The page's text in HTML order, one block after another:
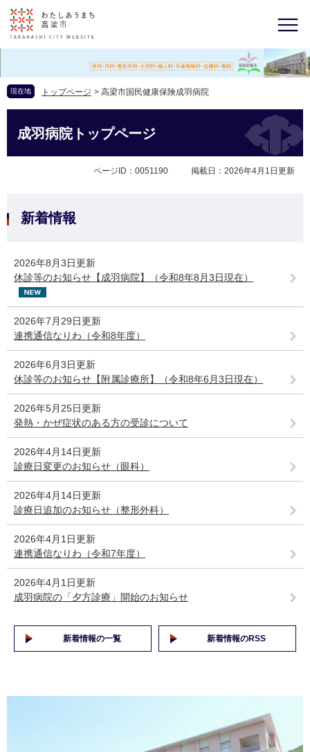
現在地 トップページ > 高梁市国民健康保険成羽病院
成羽病院トップページ
ページID：0051190 掲載日：2026年4月1日更新
新着情報
2026年8月3日更新
休診等のお知らせ【成羽病院】（令和8年8月3日現在）
2026年7月29日更新
連携通信なりわ（令和8年度）
2026年6月3日更新
休診等のお知らせ【附属診療所】（令和8年6月3日現在）
2026年5月25日更新
発熱・かぜ症状のある方の受診について
2026年4月14日更新
診療日変更のお知らせ（眼科）
2026年4月14日更新
診療日追加のお知らせ（整形外科）
2026年4月1日更新
連携通信なりわ（令和7年度）
2026年4月1日更新
成羽病院の「夕方診療」開始のお知らせ
新着情報の一覧 新着情報のRSS